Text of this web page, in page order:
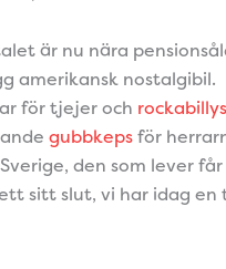
är nu nära
amerikansk nostalgibil.
för tjejer och
gubbkepsför
den som lever får
sitt slut, vi har idag en